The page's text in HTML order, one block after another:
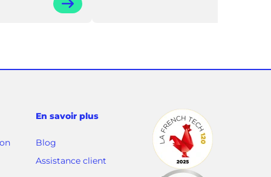
En savoir plus
Blog
Assistance client(